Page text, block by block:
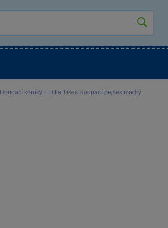
Houpací koníky · Little Tikes Houpací pejsek modrý